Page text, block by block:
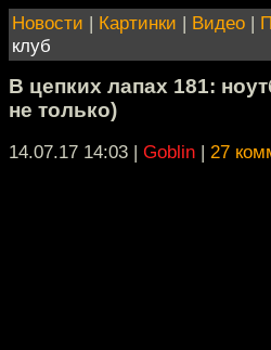
Новости | Картинки | Видео |
клуб
В цепких лапах 181:
не только)
14.07.17 14:03 | Goblin | 27